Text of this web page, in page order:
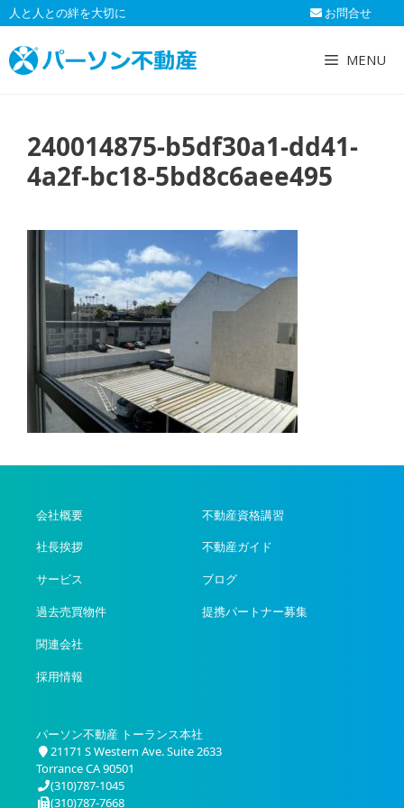
コ
ン
テ
ン
人と人との絆を大切に お問合せ
MENU
240014875-b5df30a1-dd41-
4a2f-bc18-5bd8c6aee495
会社概要
社長挨拶
サービス
過去売買物件
関連会社
採用情報
不動産資格講習
不動産ガイド
ブログ
提携パートナー募集
パーソン不動産 トーランス本社
21171 S Western Ave. Suite 2633
Torrance CA 90501
(310)787-1045
(310)787-7668